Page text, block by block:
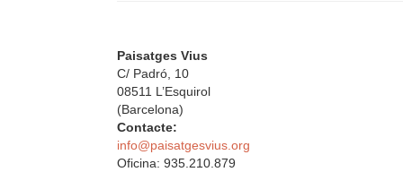
Paisatges Vius
C/ Padró, 10
08511 L’Esquirol
(Barcelona)
Contacte:
info@paisatgesvius.org
Oficina: 935.210.879